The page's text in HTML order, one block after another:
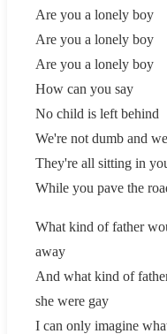
Are you a lonely boy
Are you a lonely boy
Are you a lonely boy
How can you say
No child is left behind
We're not dumb and
They're all sitting in
While you pave the
What kind of father
away
And what kind of
she were gay
I can only imagine